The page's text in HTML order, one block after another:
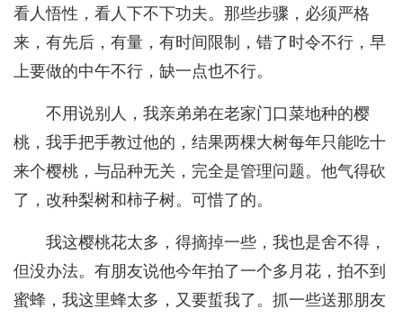
看人悟性，看人下不下功夫。那些步骤，必须严格
来，有先后，有量，有时间限制，错了时令不行，早
上要做的中午不行，缺一点也不行。
不用说别人，我亲弟弟在老家门口菜地种的樱
桃，我手把手教过他的，结果两棵大树每年只能吃十
来个樱桃，与品种无关，完全是管理问题。他气得砍
了，改种梨树和柿子树。可惜了的。
我这樱桃花太多，得摘掉一些，我也是舍不得，
但没办法。有朋友说他今年拍了一个多月花，拍不到
蜜蜂，我这里蜂太多，又要蜇我了。抓一些送那朋友